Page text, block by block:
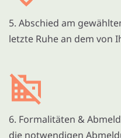
5. Abschied am
letzte Ruhe an dem von
6. Formalitäten &
die notwendigen